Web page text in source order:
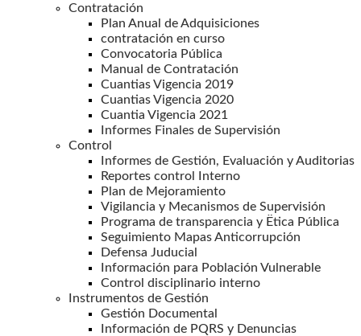
Contratación
Plan Anual de Adquisiciones
contratación en curso
Convocatoria Pública
Manual de Contratación
Cuantias Vigencia 2019
Cuantias Vigencia 2020
Cuantia Vigencia 2021
Informes Finales de Supervisión
Control
Informes de Gestión, Evaluación y Auditorias
Reportes control Interno
Plan de Mejoramiento
Vigilancia y Mecanismos de Supervisión
Programa de transparencia y Ëtica Pública
Seguimiento Mapas Anticorrupción
Defensa Juducial
Información para Población Vulnerable
Control disciplinario interno
Instrumentos de Gestión
Gestión Documental
Información de PQRS y Denuncias